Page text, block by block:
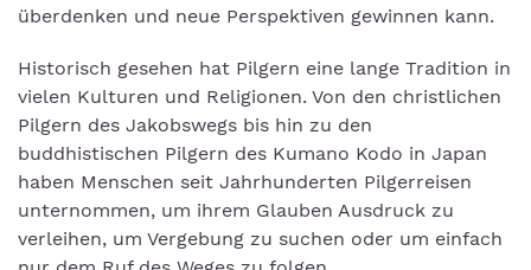
überdenken und neue Perspektiven gewinnen kann.
Historisch gesehen hat Pilgern eine lange Tradition in
vielen Kulturen und Religionen. Von den christlichen
Pilgern des Jakobswegs bis hin zu den
buddhistischen Pilgern des Kumano Kodo in Japan
haben Menschen seit Jahrhunderten Pilgerreisen
unternommen, um ihrem Glauben Ausdruck zu
verleihen, um Vergebung zu suchen oder um einfach